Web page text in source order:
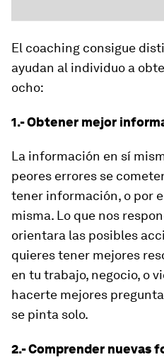
El coaching consigue
ayudan al individuo a
ocho:
1.- Obtener mejor
La información en sí
peores errores se
tener información, o por
misma. Lo que nos
orientara las posibles
quieres tener mejores
en tu trabajo, negocio, o
hacerte mejores
se pinta solo.
2.- Comprender nuevas